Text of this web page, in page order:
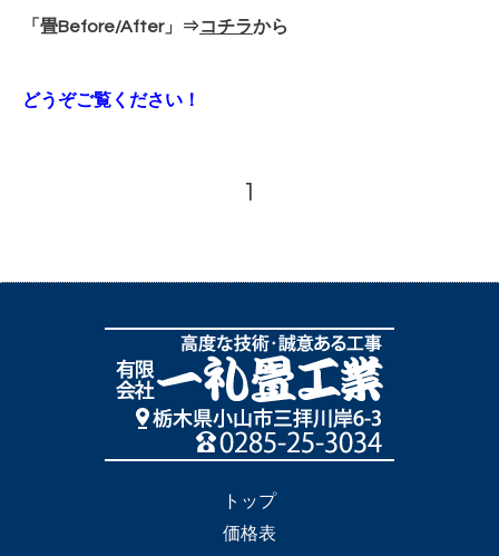
「畳Before/After」⇒コチラから
どうぞご覧ください！
1
トップ
価格表